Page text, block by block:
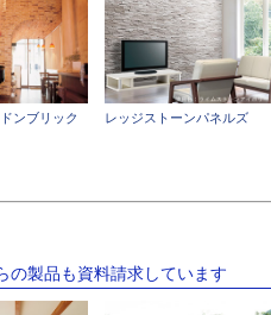
ンブリック レッジストーンパネルズ
の製品も資料請求しています